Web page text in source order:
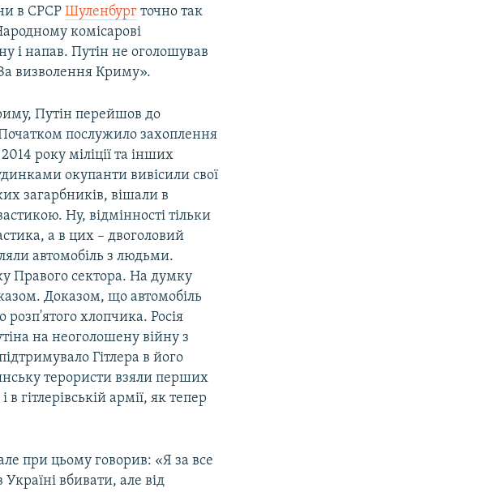
в СРСР Шуленбургточно так
комісарові
і напав. Путін не оголошував
визволення Криму».
Путін перейшов до
послужило захоплення
року міліції та інших
окупанти вивісили свої
загарбників, вішали в
Ну, відмінності тільки
а в цих – двоголовий
автомобіль з людьми.
Правого сектора. На думку
Доказом, що автомобіль
розп'ятого хлопчика. Росія
на неоголошену війну з
Гітлера в його
терористи взяли перших
гітлерівській армії, як тепер
при цьому говорив: «Я за все
вбивати, але від